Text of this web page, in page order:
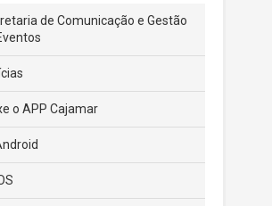
de Comunicação e Gestão
o APP Cajamar